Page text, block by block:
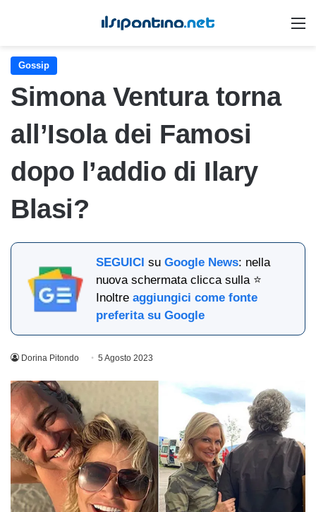
Gossip
Simona Ventura torna
all’Isola dei Famosi
dopo l’addio di Ilary
Blasi?
SEGUICI suGoogle News: nella
nuova schermata clicca sulla ⭐
Inoltreaggiungici come fonte
preferita su Google
Dorina Pitondo 5 Agosto 2023